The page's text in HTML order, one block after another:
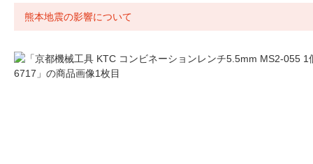
熊本地震の影響について